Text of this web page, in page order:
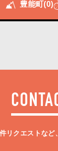
豊能町(0)
リクエストなど